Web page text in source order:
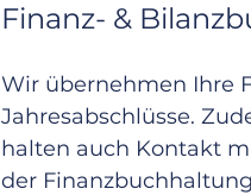
Finanz- &
Wir übernehmen Ihre
Jahresabschlüsse.
halten auch Kontakt
der